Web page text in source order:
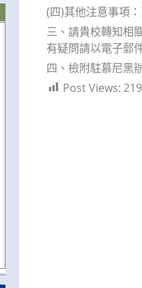
(四)其他注意事項
三、請貴校轉知相
有疑問請以電子郵
四、檢附駐慕尼黑
Post Views: 219